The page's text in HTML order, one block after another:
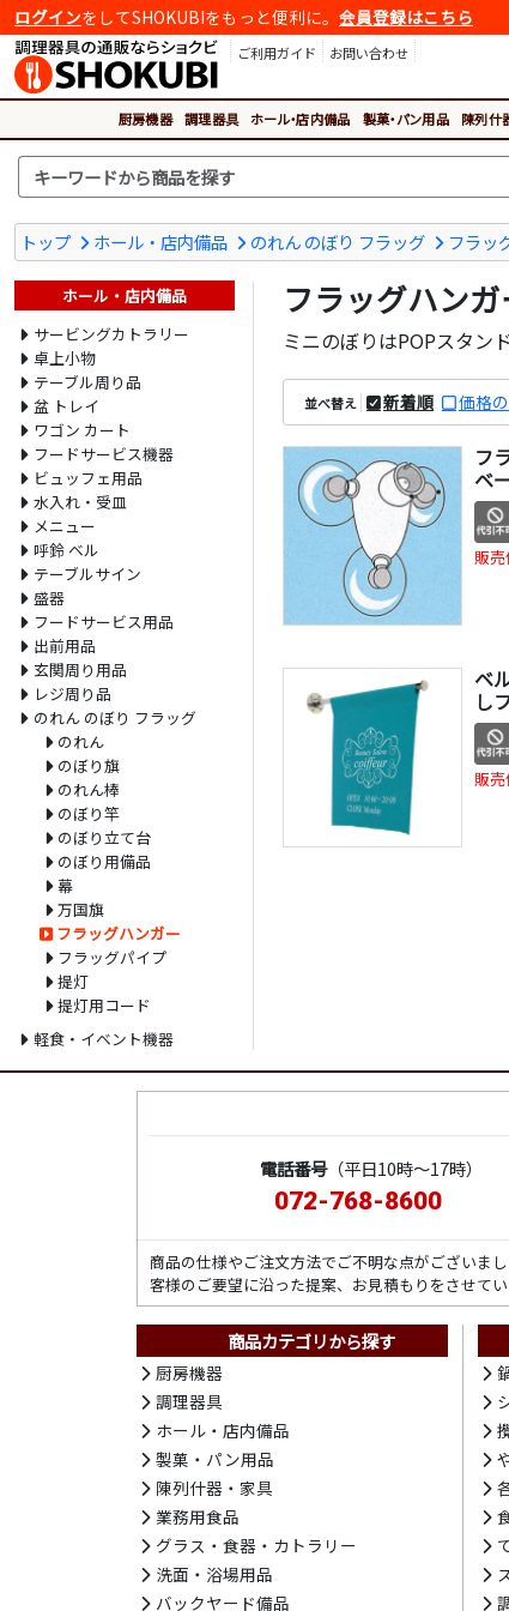
ログインをしてSHOKUBIをもっと便利に。 会員登録はこちら
ご利用ガイド
お問い合わせ
厨房機器 調理器具 ホール・店内備品 製菓・パン用品 陳列什
トップ ホール・店内備品 のれん のぼり フラッグ フラッ
フラッグハンガ
ミニのぼりはPOPスタン
並べ替え 新着順 価格
フ
ベ
販売
ベ
し
販売
ホール・店内備品
サービングカトラリー
卓上小物
テーブル周り品
盆 トレイ
ワゴン カート
フードサービス機器
ビュッフェ用品
水入れ・受皿
メニュー
呼鈴 ベル
テーブルサイン
盛器
フードサービス用品
出前用品
玄関周り用品
レジ周り品
のれん のぼり フラッグ
のれん
のぼり旗
のれん棒
のぼり竿
のぼり立て台
のぼり用備品
幕
万国旗
フラッグハンガー
フラッグパイプ
提灯
提灯用コード
軽食・イベント機器
電話番号（平日10時～17時）
072-768-8600
商品の仕様やご注文方法でご不明な点がございま
客様のご要望に沿った提案、お見積もりをさせてい
商品カテゴリから探す
厨房機器
調理器具
ホール・店内備品
製菓・パン用品
陳列什器・家具
業務用食品
グラス・食器・カトラリー
洗面・浴場用品
バックヤード備品